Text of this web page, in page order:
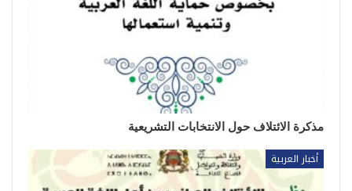
مذكرة الائتلاف حول الانتخابات التشريعية
أخبار العربية